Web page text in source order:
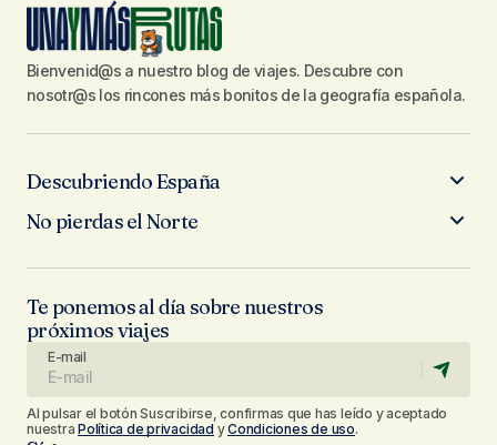
Bienvenid@s a nuestro blog de viajes. Descubre con
nosotr@s los rincones más bonitos de la geografía española.
Descubriendo España
No pierdas el Norte
Te ponemos al día sobre nuestros
próximos viajes
E-mail
Al pulsar el botón Suscribirse, confirmas que has leído y aceptado
nuestraPolítica de privacidad yCondiciones de uso.